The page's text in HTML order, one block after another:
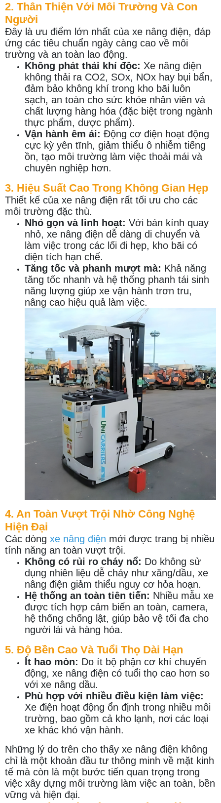
2. Thân Thiện Với Môi Trường Và Con
Người
Đây là ưu điểm lớn nhất của xe nâng điện, đáp
ứng các tiêu chuẩn ngày càng cao về môi
trường và an toàn lao động.
Không phát thải khí độc: Xe nâng điện
không thải ra CO2, SOx, NOx hay bụi bẩn,
đảm bảo không khí trong kho bãi luôn
sạch, an toàn cho sức khỏe nhân viên và
chất lượng hàng hóa (đặc biệt trong ngành
thực phẩm, dược phẩm).
Vận hành êm ái: Động cơ điện hoạt động
cực kỳ yên tĩnh, giảm thiểu ô nhiễm tiếng
ồn, tạo môi trường làm việc thoải mái và
chuyên nghiệp hơn.
3. Hiệu Suất Cao Trong Không Gian Hẹp
Thiết kế của xe nâng điện rất tối ưu cho các
môi trường đặc thù.
Nhỏ gọn và linh hoạt: Với bán kính quay
nhỏ, xe nâng điện dễ dàng di chuyển và
làm việc trong các lối đi hẹp, kho bãi có
diện tích hạn chế.
Tăng tốc và phanh mượt mà: Khả năng
tăng tốc nhanh và hệ thống phanh tái sinh
năng lượng giúp xe vận hành trơn tru,
nâng cao hiệu quả làm việc.
4. An Toàn Vượt Trội Nhờ Công Nghệ
Hiện Đại
Các dòng xe nâng điện mới được trang bị nhiều
tính năng an toàn vượt trội.
Không có rủi ro cháy nổ: Do không sử
dụng nhiên liệu dễ cháy như xăng/dầu, xe
nâng điện giảm thiểu nguy cơ hỏa hoạn.
Hệ thống an toàn tiên tiến: Nhiều mẫu xe
được tích hợp cảm biến an toàn, camera,
hệ thống chống lật, giúp bảo vệ tối đa cho
người lái và hàng hóa.
5. Độ Bền Cao Và Tuổi Thọ Dài Hạn
Ít hao mòn: Do ít bộ phận cơ khí chuyển
động, xe nâng điện có tuổi thọ cao hơn so
với xe nâng dầu.
Phù hợp với nhiều điều kiện làm việc:
Xe điện hoạt động ổn định trong nhiều môi
trường, bao gồm cả kho lạnh, nơi các loại
xe khác khó vận hành.
Những lý do trên cho thấy xe nâng điện không
chỉ là một khoản đầu tư thông minh về mặt kinh
tế mà còn là một bước tiến quan trọng trong
việc xây dựng môi trường làm việc an toàn, bền
vững và hiện đại.